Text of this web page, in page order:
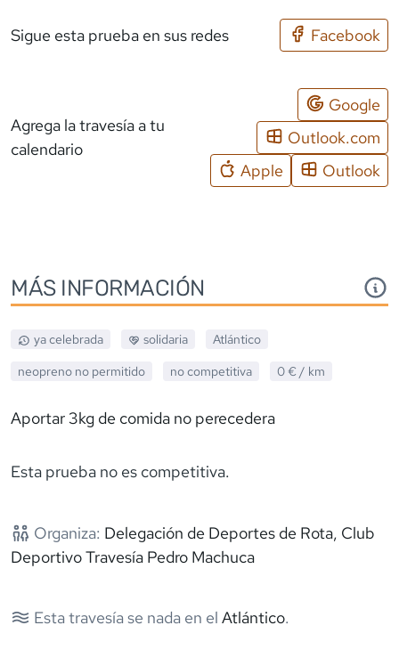
Sigue esta prueba en sus redes Facebook
Agrega la travesía a tu
calendario
Google
Outlook.com
Apple
Outlook
MÁS INFORMACIÓN
ya celebrada solidaria
Atlántico
neopreno no permitido no competitiva 0 € / km
Aportar 3kg de comida no perecedera
Esta prueba no es competitiva.
Organiza: Delegación de Deportes de Rota, Club
Deportivo Travesía Pedro Machuca
Esta travesía se nada en el Atlántico.